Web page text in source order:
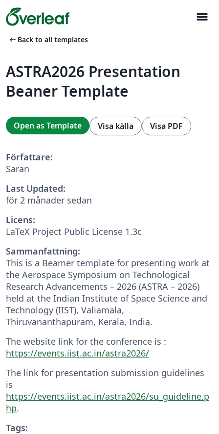
menu
arrow_left_alt Back to all templates
ASTRA2026 Presentation
Beaner Template
Open as Template Visa källa Visa PDF
Författare:
Saran
Last Updated:
för 2 månader sedan
Licens:
LaTeX Project Public License 1.3c
Sammanfattning:
This is a Beamer template for presenting work at
the Aerospace Symposium on Technological
Research Advancements – 2026 (ASTRA – 2026)
held at the Indian Institute of Space Science and
Technology (IIST), Valiamala,
Thiruvananthapuram, Kerala, India.
The website link for the conference is :
https://events.iist.ac.in/astra2026/
The link for presentation submission guidelines
is
https://events.iist.ac.in/astra2026/su_guideline.p
hp.
Tags: